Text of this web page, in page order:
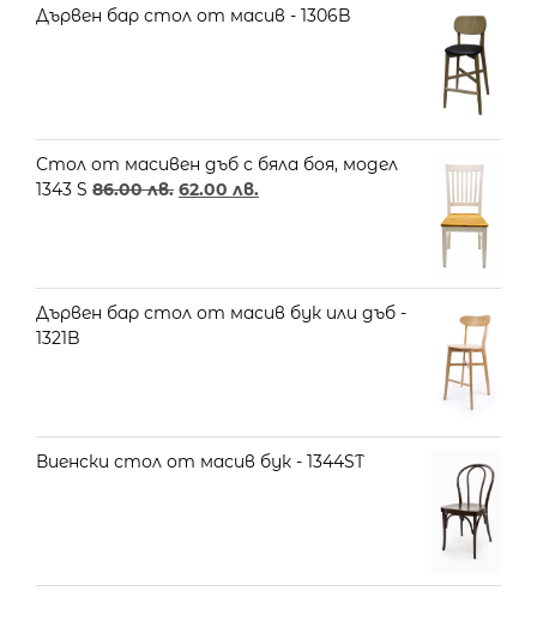
Дървен бар стол от масив - 1306B
Стол от масивен дъб с бяла боя, модел
1343 S 86.00лв. 62.00 лв.
Дървен бар стол от масив бук или дъб -
1321B
Виенски стол от масив бук - 1344ST